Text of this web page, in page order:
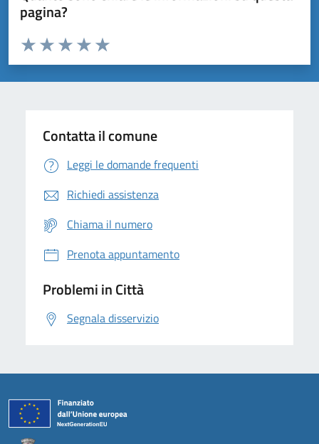
pagina?
Domanda
Valuta da 1 a 5 stelle la pagina
Valuta 5 stelle su 5
Valuta 4 stelle su 5
Valuta 3 stelle su 5
Valuta 2 stelle su 5
Valuta 1 stelle su 5
Contatta il comune
Leggi le domande frequenti
Richiedi assistenza
Chiama il numero
Prenota appuntamento
Problemi in Città
Segnala disservizio